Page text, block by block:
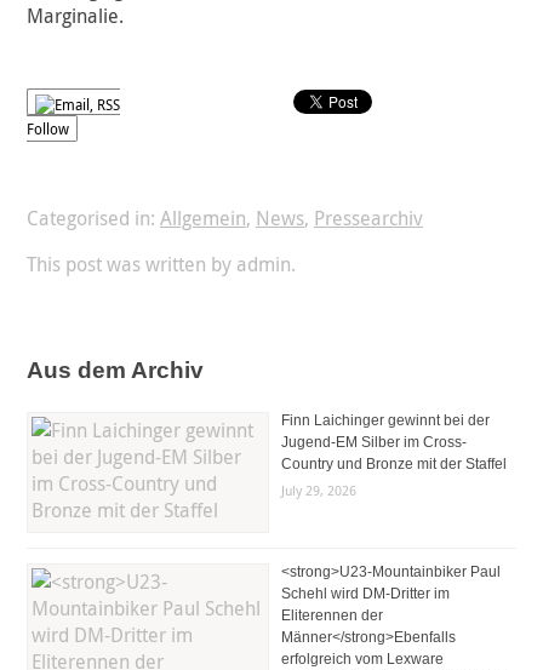
Marginalie.
Follow
Categorised in: Allgemein, News, Pressearchiv
This post was written by admin.
Aus dem Archiv
Finn Laichinger gewinnt bei der
Jugend-EM Silber im Cross-
Country und Bronze mit der Staffel
July 29, 2026
<strong>U23-Mountainbiker Paul
Schehl wird DM-Dritter im
Eliterennen der
Männer</strong>Ebenfalls
erfolgreich vom Lexware